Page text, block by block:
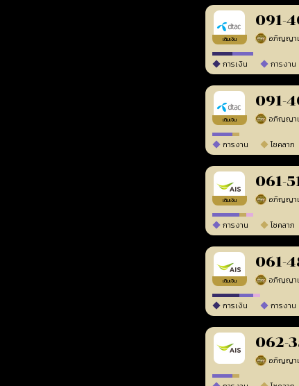
เติมเงิน
091-
การเงิน การงาน
เติมเงิน
091-
การงาน โชคลาภ
เติมเงิน
061-
การงาน โชคลาภ
เติมเงิน
061-
การเงิน การงาน
062-